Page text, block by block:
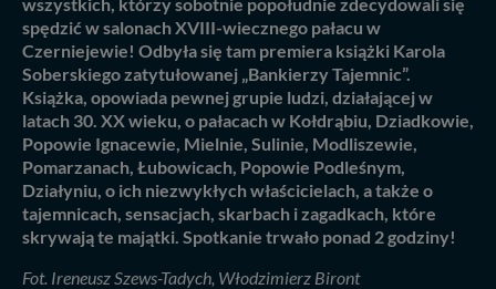
spędzić w salonach XVIII-wiecznego pałacu w
Czerniejewie! Odbyła się tam premiera książki Karola
Soberskiego zatytułowanej „Bankierzy Tajemnic”.
Książka, opowiada pewnej grupie ludzi, działającej w
latach 30. XX wieku, o pałacach w Kołdrąbiu, Dziadkowie,
Popowie Ignacewie, Mielnie, Sulinie, Modliszewie,
Pomarzanach, Łubowicach, Popowie Podleśnym,
Działyniu, o ich niezwykłych właścicielach, a także o
tajemnicach, sensacjach, skarbach i zagadkach, które
skrywają te majątki. Spotkanie trwało ponad 2 godziny!
Fot. Ireneusz Szews-Tadych, Włodzimierz Biront